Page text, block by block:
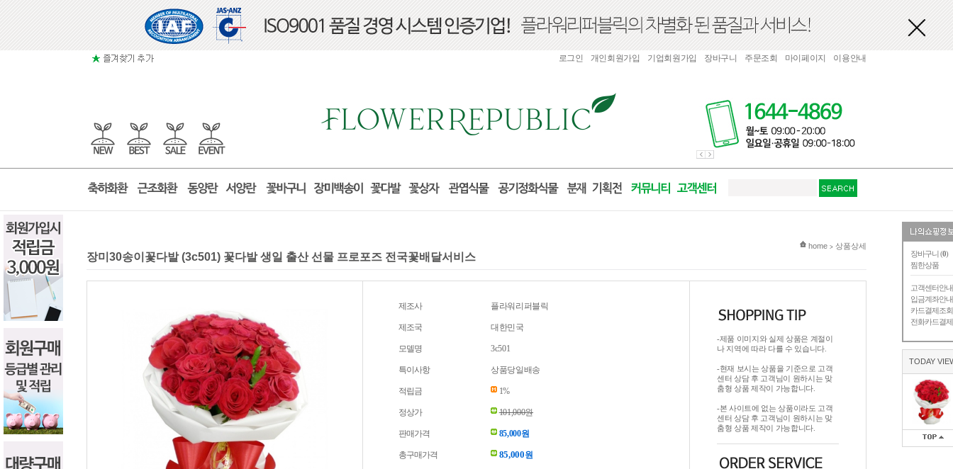
장바구니 (0)
찜한상품
고객센터안내
입금계좌안내
카드결제조회
전화카드결제
TODAY
로그인 개인회원가입 기업회원가입 장바구니 주문조회 마이페이지 이용안내
현재 위치
home > 상품상세
장미30송이꽃다발 (3c501) 꽃다발 생일 출산 선물 프로포즈 전국꽃배달서비스
제조사 플라워리퍼블릭
제조국 대한민국
모델명 3c501
특이사항 상품당일배송
적립금 1%
정상가 101,000원
판매가격 85,000원
총구매가격 85,000원
-제품 이미지와 실제 상품은 계절이
나 지역에 따라 다를 수 있습니다.
-현재 보시는 상품을 기준으로 고객
센터 상담 후 고객님이 원하시는 맞
춤형 상품 제작이 가능합니다.
-본 사이트에 없는 상품이라도 고객
센터 상담 후 고객님이 원하시는 맞
춤형 상품 제작이 가능합니다.